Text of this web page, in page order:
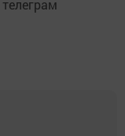
телеграм